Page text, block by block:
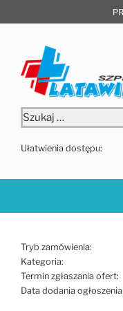
do
Szukaj:
Ułatwienia dostępu:
Tryb zamówienia:
Kategoria:
Termin zgłaszania ofert:
Data dodania ogłoszenia: